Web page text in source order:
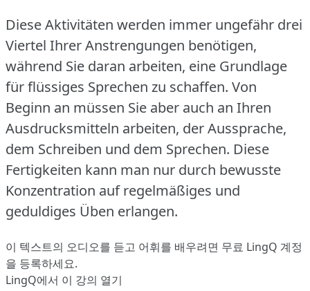
Diese Aktivitäten werden immer ungefähr drei
Viertel Ihrer Anstrengungen benötigen,
während Sie daran arbeiten, eine Grundlage
für flüssiges Sprechen zu schaffen. Von
Beginn an müssen Sie aber auch an Ihren
Ausdrucksmitteln arbeiten, der Aussprache,
dem Schreiben und dem Sprechen. Diese
Fertigkeiten kann man nur durch bewusste
Konzentration auf regelmäßiges und
geduldiges Üben erlangen.
이 텍스트의 오디오를 듣고 어휘를 배우려면 무료 LingQ 계정
을 등록하세요.
LingQ에서 이 강의 열기